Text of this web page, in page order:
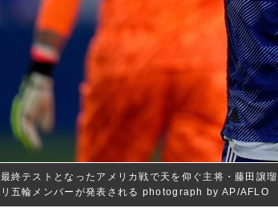
最終テストとなったアメリカ戦で天を仰ぐ主将・藤田譲
リ五輪メンバーが発表される photograph by AP/AFLO